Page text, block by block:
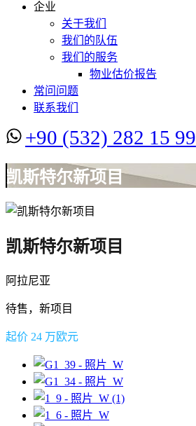
企业
关于我们
我们的队伍
我们的服务
物业估价报告
常问问题
联系我们
+90 (532) 282 15 99
凯斯特尔新项目
凯斯特尔新项目
阿拉尼亚
待售，新项目
起价 24 万欧元